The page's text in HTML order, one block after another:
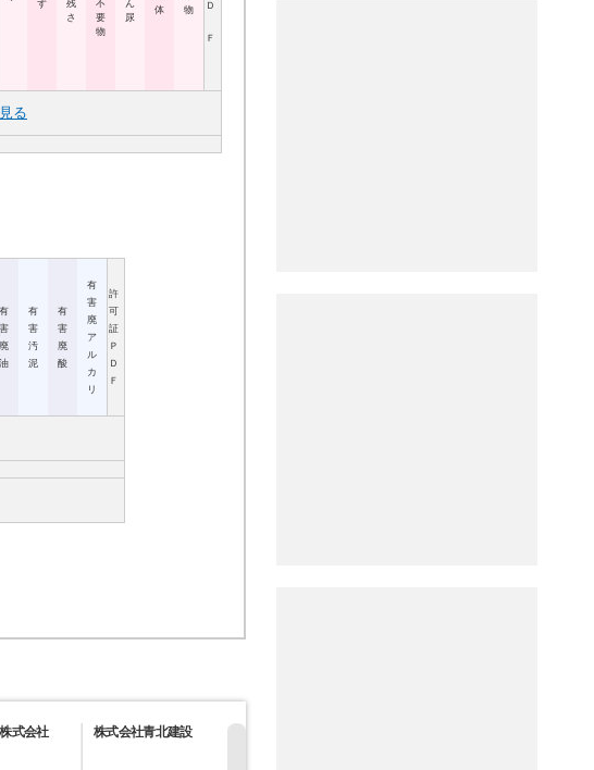
Ｄ
Ｆ
ず
残
さ
不
要
物
ん
尿
体
物
る
有
害
廃
油
有
害
汚
泥
有
害
廃
酸
有
害
廃
ア
ル
カ
リ
許
可
証
Ｐ
Ｄ
Ｆ
式会社 株式会社青北建設